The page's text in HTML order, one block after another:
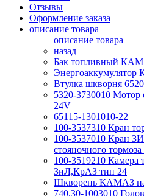
Отзывы
Оформление заказа
описание товара
описание товара
назад
Бак топливный
Энергоаккумулятор
Втулка шкворня
5320-3730010
24V
65115-1301010-22
100-3537310 Кран
100-3537010 Кран
стояночного
100-3519210
ЗиЛ,КрАЗ тип 24
Шкворень КАМАЗ на
740.30-1003010